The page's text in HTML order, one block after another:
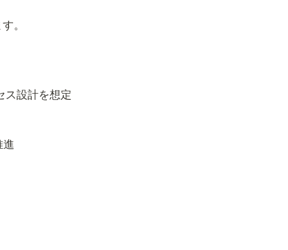
ス設計を想定
進